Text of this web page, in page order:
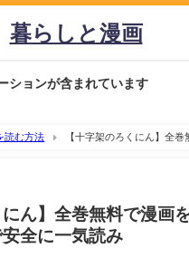
暮らしと漫画
ションが含まれています
読む方法
【十字架のろくにん】全巻
にん】全巻無料で漫画
全に一気読み